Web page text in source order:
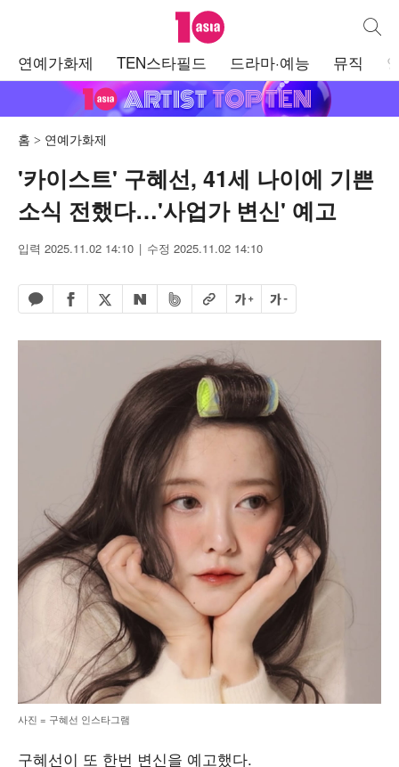
텐아시아 통합
연예가화제 TEN스타필드 드라마·예능 뮤직
홈 연예가화제
'카이스트' 구혜선, 41세 나이에 기쁜
소식 전했다…'사업가 변신' 예고
입력 2025.11.02 14:10 수정 2025.11.02 14:10
카카오톡 공유하기
페이스북 공유하기
엑스 공유하기
네이버 공유하기
밴드 공유하기
URL복사글자 크게글자 작게
사진 = 구혜선 인스타그램
구혜선이 또 한번 변신을 예고했다.